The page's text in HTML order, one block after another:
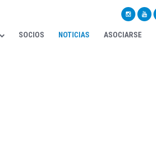
SOCIOS NOTICIAS ASOCIARSE